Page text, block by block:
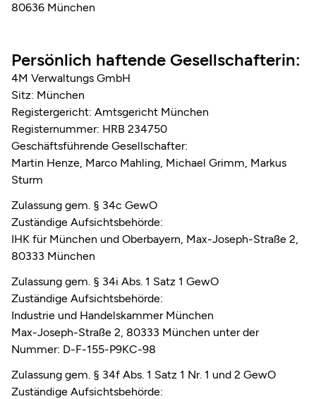
80636 München
Persönlich haftende Gesellschafterin:
4M Verwaltungs GmbH
Sitz: München
Registergericht: Amtsgericht München
Registernummer: HRB 234750
Geschäftsführende Gesellschafter:
Martin Henze, Marco Mahling, Michael Grimm, Markus
Sturm
Zulassung gem. § 34c GewO
Zuständige Aufsichtsbehörde:
IHK für München und Oberbayern, Max-Joseph-Straße 2,
80333 München
Zulassung gem. § 34i Abs. 1 Satz 1 GewO
Zuständige Aufsichtsbehörde:
Industrie und Handelskammer München
Max-Joseph-Straße 2, 80333 München unter der
Nummer: D-F-155-P9KC-98
Zulassung gem. § 34f Abs. 1 Satz 1 Nr. 1 und 2 GewO
Zuständige Aufsichtsbehörde: